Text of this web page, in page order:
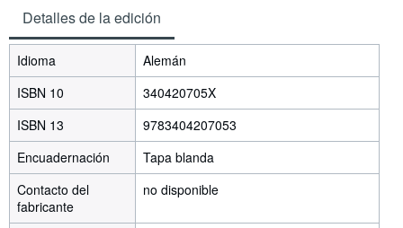
Detalles de la edición
Idioma
Alemán
ISBN 10
340420705X
ISBN 13
9783404207053
Encuadernación
Tapa blanda
Contacto del
fabricante
no disponible